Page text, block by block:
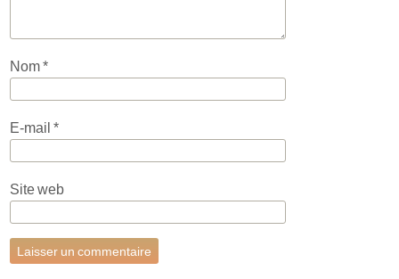
Nom*
E-mail *
Site web